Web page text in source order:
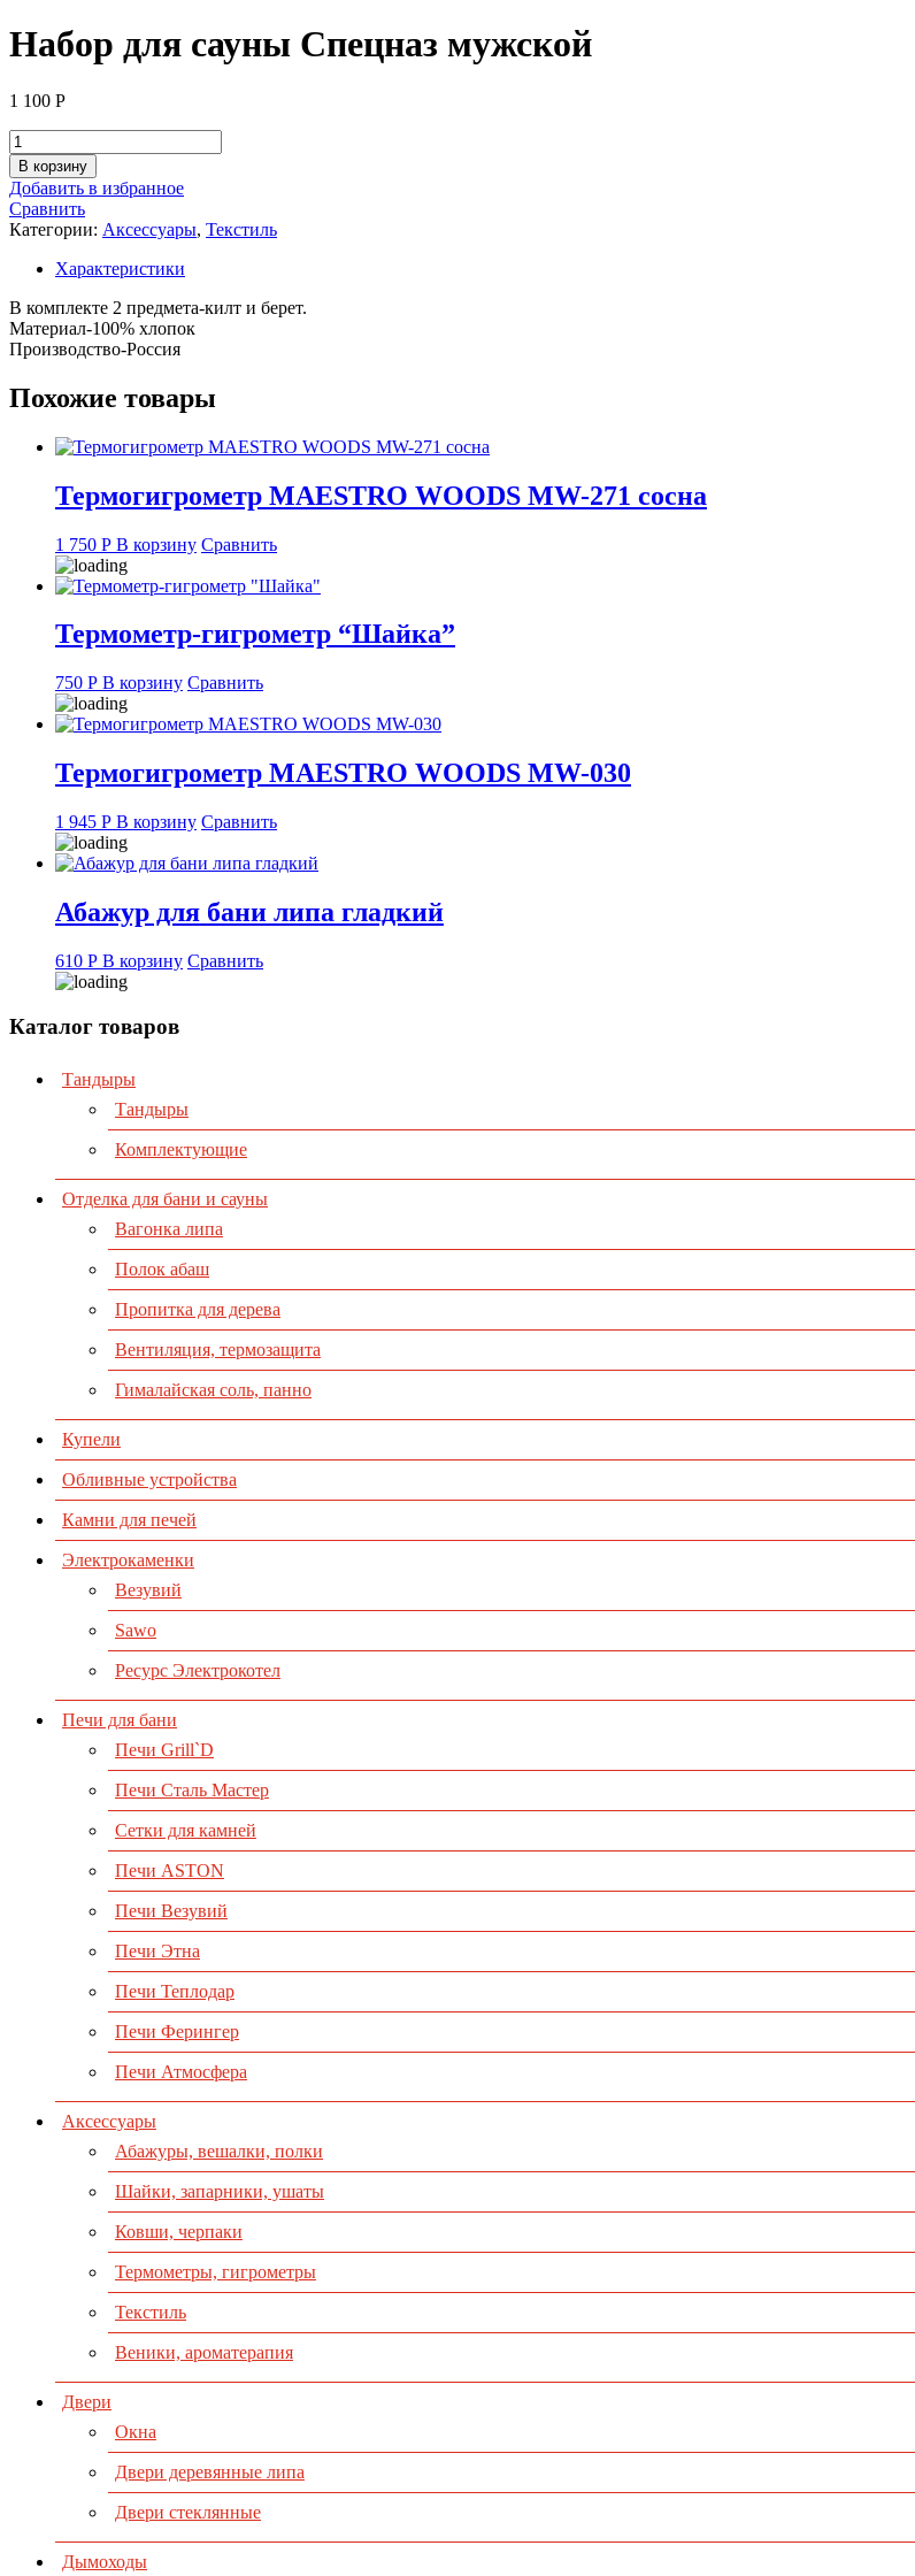
Набор для сауны Спецназ мужской
1 100 Р
Количество
товара
Набор
для
сауны
Спецназ
мужской
В корзину
Добавить в избранное
Сравнить
Категории: Аксессуары, Текстиль
Характеристики
В комплекте 2 предмета-килт и берет.
Материал-100% хлопок
Производство-Россия
Похожие товары
Термогигрометр MAESTRO WOODS MW-271 сосна
1 750 Р В корзину Сравнить
Термометр-гигрометр “Шайка”
750 Р В корзину Сравнить
Термогигрометр MAESTRO WOODS MW-030
1 945 Р В корзину Сравнить
Абажур для бани липа гладкий
610 Р В корзину Сравнить
Каталог товаров
Тандыры
Тандыры
Комплектующие
Отделка для бани и сауны
Вагонка липа
Полок абаш
Пропитка для дерева
Вентиляция, термозащита
Гималайская соль, панно
Купели
Обливные устройства
Камни для печей
Электрокаменки
Везувий
Sawo
Ресурс Электрокотел
Печи для бани
Печи Grill`D
Печи Сталь Мастер
Сетки для камней
Печи ASTON
Печи Везувий
Печи Этна
Печи Теплодар
Печи Ферингер
Печи Атмосфера
Аксессуары
Абажуры, вешалки, полки
Шайки, запарники, ушаты
Ковши, черпаки
Термометры, гигрометры
Текстиль
Веники, ароматерапия
Двери
Окна
Двери деревянные липа
Двери стеклянные
Дымоходы